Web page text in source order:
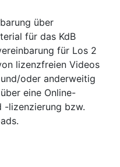
über
für das KdB
für Los 2
lizenzfreien Videos
oder anderweitig
eine Online-
-lizenzierung bzw.